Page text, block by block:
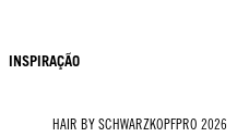
INSPIRAÇÃO
HAIR BY SCHWARZKOPFPRO 2026